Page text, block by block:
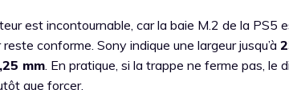
est incontournable, car la baie M.2 de la
reste conforme. Sony indique une largeur jusqu’à
mm. En pratique, si la trappe ne ferme pas, le
que forcer.